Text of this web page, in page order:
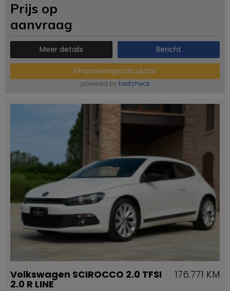
Prijs op
aanvraag
Meer details Bericht
Financieringscalculator
powered by tarifcheck
Volkswagen SCIROCCO 2.0 TFSI
2.0 R LINE
176.771 KM